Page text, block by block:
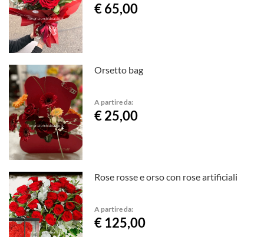
€ 65,00
Orsetto bag
A partire da:
€ 25,00
Rose rosse e orso con rose artificiali
A partire da:
€ 125,00